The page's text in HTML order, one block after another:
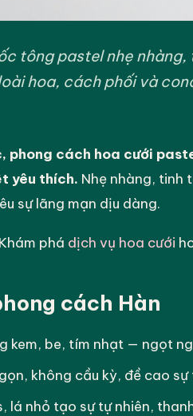
tông pastel nhẹ
hoa, cách phối và
phong cách hoa cưới
yêu thích. Nhẹ nhàng, tinh
sự lãng mạn dịu dàng.
phá dịch vụ hoa cưới
cách Hàn
kem, be, tím nhạt — ngọt
không cầu kỳ, đề cao sự
lá nhỏ tạo sự tự nhiên,